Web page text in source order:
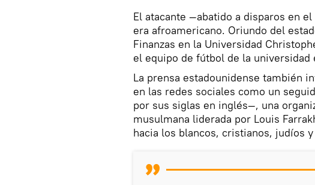
El atacante —abatido a disparos en
era afroamericano. Oriundo del
Finanzas en la Universidad
el equipo de fútbol de la universidad
La prensa estadounidense también
en las redes sociales como un
por sus siglas en inglés—, una
musulmana liderada por Louis
hacia los blancos, cristianos, judíos